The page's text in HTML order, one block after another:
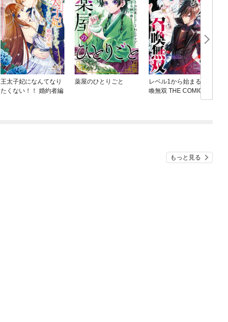
王太子妃になんてなり
たくない！！ 婚約者編
薬屋のひとりごと
レベル1から始まる召
喚無双 THE COMIC
もっと見る